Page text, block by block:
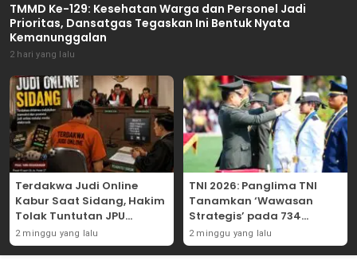
TMMD Ke-129: Kesehatan Warga dan Personel Jadi
Prioritas, Dansatgas Tegaskan Ini Bentuk Nyata
Kemanunggalan
2 hari yang lalu
Terdakwa Judi Online
Kabur Saat Sidang, Hakim
Tolak Tuntutan JPU
Tanjung Perak karena
Gagal Hadirkan Hartono
2 minggu yang lalu
TNI 2026: Panglima TNI
Tanamkan ‘Wawasan
Strategis’ pada 734
Perwira Baru, Tekankan
Netralitas dan Integritas
2 minggu yang lalu